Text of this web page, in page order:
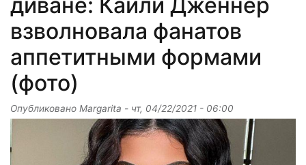
взволновала фанатов
аппетитными формами
(фото)
Опубликовано Margarita - чт, 04/22/2021 - 06:00